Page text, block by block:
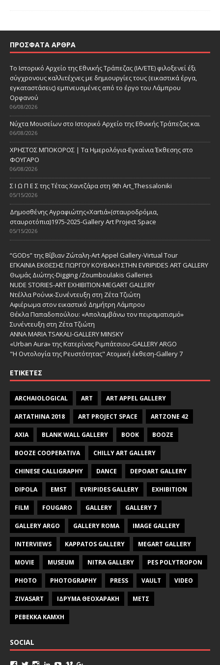
ΠΡΌΣΦΑΤΑ ΆΡΘΡΑ
Το Ιστορικό Αρχείο της Εθνικής Τράπεζας (ΙΑ/ΕΤΕ) φιλοξενεί έξι
σύγχρονους καλλιτέχνες με δημιουργίες τους (εικαστικά έργα,
εγκαταστάσεις) εμπνευσμένες από το έργο του Λάμπρου
Ορφανού
06/08/2026
Νύχτα Μουσείων στο Ιστορικό Αρχείο της Εθνικής Τράπεζας και
06/08/2026
ΧΡΗΣΤΟΣ ΜΠΟΚΟΡΟΣ | Τα Ημερολόγια-Εγκαίνια Έκθεσης στο
ΦΟΥΓΑΡΟ
06/08/2026
Σ Ι Ω Π Ε Σ της Τέτας Χαντζάρα στη 9th Art_Thessaloniki
05/15/2026
Δημοσθένης Αγραφιώτης«Xαrtιά»(σταυροδρόμια,
σταυροτόπια)1975-2025-Gallery Art Project Space
05/15/2026
“GODs” της Βίβιαν Ζώταλη-Art Appel Gallery-Virtual Tour
ΕΓΚΑΙΝΙΑ ΕΚΘΕΣΗΣ ΓΙΩΡΓΟΥ ΚΟΥΒΑΚΗ ΣΤΗΝ EVRIPIDES ART GALLERY
Θωμάς Διώτης-Digging /Zoumboulakis Galleries
NUDE STORIES-ΑRT EXHIBITION-MEGART GALLERY
Ντέλλα Ρούνικ-Συνέντευξη στη Ζέτα Τζιώτη
Αφιέρωμα στον εικαστικό Δημήτρη Λάμπρου
Θέκλα Παπαδοπούλου: «Απολαμβάνω τον πειραματισμό»
Συνέντευξη στη Ζέτα Τζιώτη
ANNA MARIA TSAKALI-GALLERY MINSKY
«Urban Aura» της Κατερίνας Ριμπάτσιου-GALLERY ARGO
"Η Οντολογία της Ρευστότητας" Ατομική έκθεση-Gallery 7
ΕΤΙΚΈΤΕΣ
ARCHAIOLOGICAL ART ART APPEL GALLERY
ARTATHINA 2018 ART PROJECT SPACE ARTZONE 42
AXIA BLANK WALL GALLERY BOOK BOOZE
BOOZE COOPERATIVA CHILLY ART GALLERY
CHINESE CALLIGRAPHY DANCE DEPOART GALLERY
DIPOLA EMST EVRIPIDES GALLERY EXHIBITION
FILM FOUGARO GALLERY GALLERY 7
GALLERY ARGO GALLERY ROMA IMAGE GALLERY
INTERVIEWS KAPPATOS GALLERY MEGART GALLERY
MOVIE MUSEUM NITRA GALLERY PES POLYTROPON
PHOTO PHOTOGRAPHY PRESS VAULT VIDEO
ZIVASART ΙΔΡΥΜΑ ΘΕΟΧΑΡΑΚΗ ΜΕΤΣ
ΡΕΒΕΚΚΑ ΚΑΜΧΗ
SOCIAL